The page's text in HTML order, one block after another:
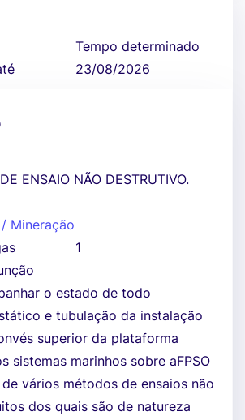
Tempo determinado
23/08/2026
ENSAIO NÃO DESTRUTIVO.
Mineração
1
o estado de todo
e tubulação da instalação
superior da plataforma
sistemas marinhos sobre aFPSO
vários métodos de ensaios não
dos quais são de natureza